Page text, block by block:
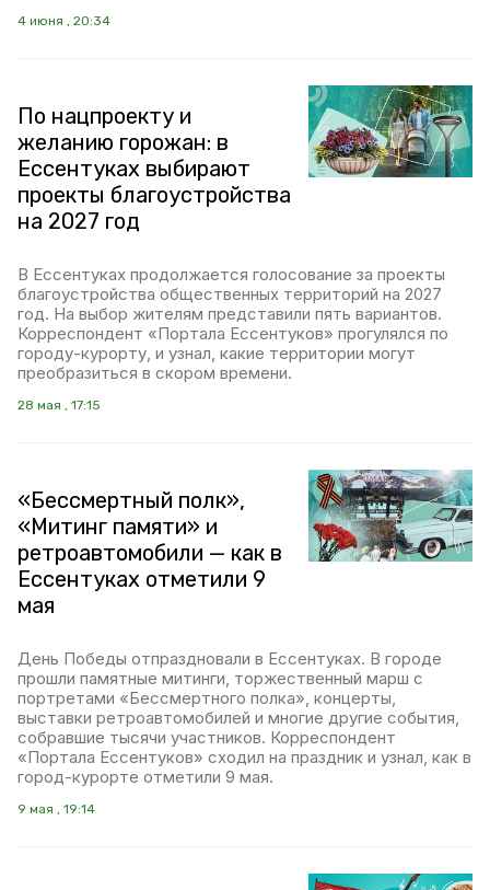
4 июня , 20:34
По нацпроекту и
желанию горожан: в
Ессентуках выбирают
проекты благоустройства
на 2027 год
В Ессентуках продолжается голосование за проекты
благоустройства общественных территорий на 2027
год. На выбор жителям представили пять вариантов.
Корреспондент «Портала Ессентуков» прогулялся по
городу-курорту, и узнал, какие территории могут
преобразиться в скором времени.
28 мая , 17:15
«Бессмертный полк»,
«Митинг памяти» и
ретроавтомобили — как в
Ессентуках отметили 9
мая
День Победы отпраздновали в Ессентуках. В городе
прошли памятные митинги, торжественный марш с
портретами «Бессмертного полка», концерты,
выставки ретроавтомобилей и многие другие события,
собравшие тысячи участников. Корреспондент
«Портала Ессентуков» сходил на праздник и узнал, как в
город-курорте отметили 9 мая.
9 мая , 19:14